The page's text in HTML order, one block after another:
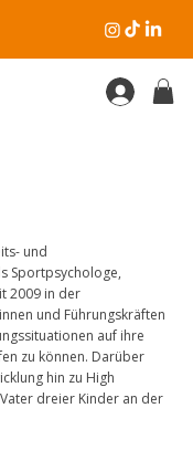
und
Sportpsychologe,
2009 in der
und Führungskräften
auf ihre
zu können. Darüber
hin zu High
dreier Kinder an der